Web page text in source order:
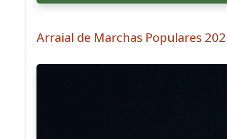
Arraial de Marchas Populares